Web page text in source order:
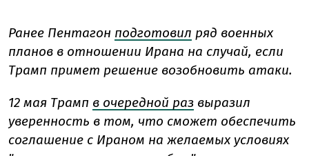
Ранее Пентагон подготовил ряд военных
планов в отношении Ирана на случай, если
Трамп примет решение возобновить атаки.
12 мая Трамп в очередной раз выразил
уверенность в том, что сможет обеспечить
соглашение с Ираном на желаемых условиях